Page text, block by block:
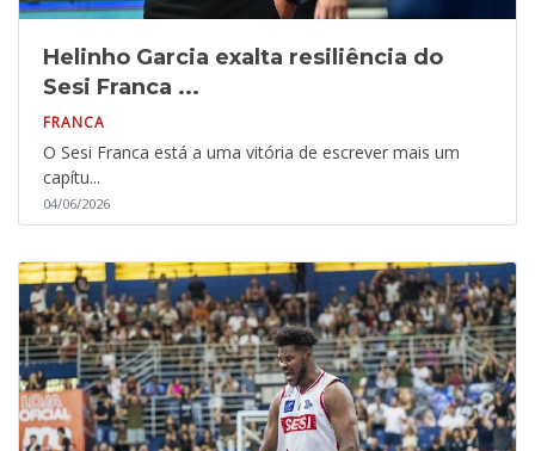
Helinho Garcia exalta resiliência do
Sesi Franca ...
FRANCA
O Sesi Franca está a uma vitória de escrever mais um
capítu...
04/06/2026